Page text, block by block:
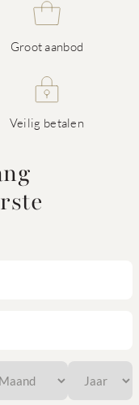
Groot aanbod
Veilig betalen